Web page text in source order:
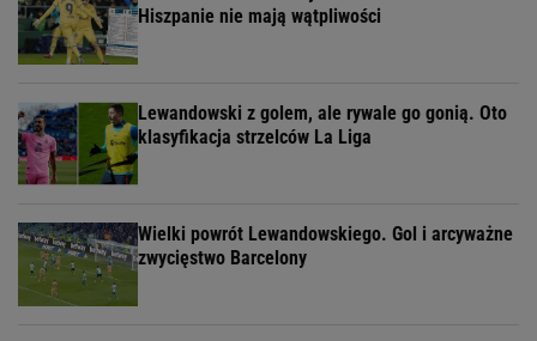
Hiszpanie nie mają wątpliwości
Lewandowski z golem, ale rywale go gonią. Oto
klasyfikacja strzelców La Liga
Wielki powrót Lewandowskiego. Gol i arcyważne
zwycięstwo Barcelony